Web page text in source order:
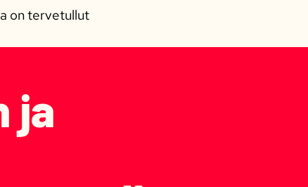
on tervetullut
ja